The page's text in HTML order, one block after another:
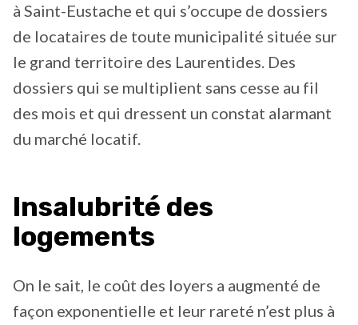
à Saint-Eustache et qui s’occupe de dossiers
de locataires de toute municipalité située sur
le grand territoire des Laurentides. Des
dossiers qui se multiplient sans cesse au fil
des mois et qui dressent un constat alarmant
du marché locatif.
Insalubrité des
logements
On le sait, le coût des loyers a augmenté de
façon exponentielle et leur rareté n’est plus à